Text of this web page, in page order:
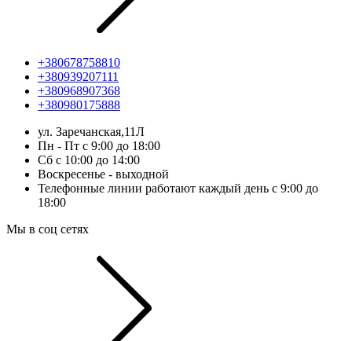
+380678758810
+380939207111
+380968907368
+380980175888
ул. Заречанская,11Л
Пн - Пт с 9:00 до 18:00
Сб с 10:00 до 14:00
Воскресенье - выходной
Телефонные линии работают каждый день с 9:00 до
18:00
Мы в соц сетях